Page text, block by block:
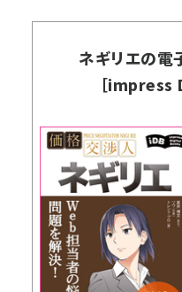
ネギリエの電
［impress